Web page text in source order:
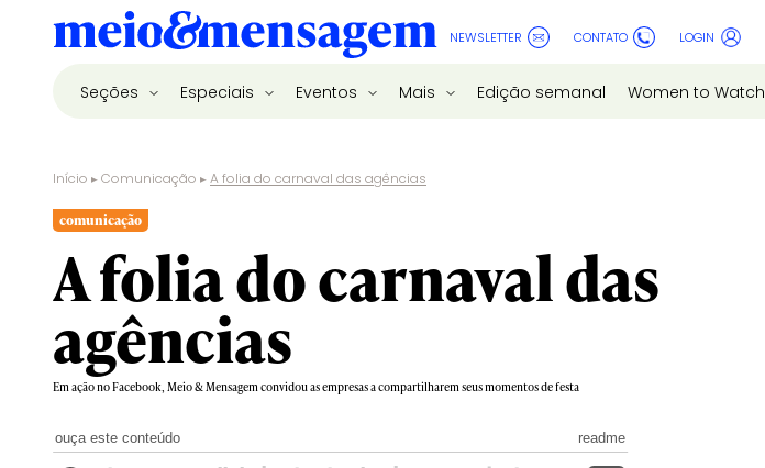
NEWSLETTER CONTATO LOGIN
Seções Especiais Eventos Mais Edição semanal Women to Watch
Início ▸Comunicação ▸A folia do carnaval das agências
comunicação
A folia do carnaval das
agências
Em ação no Facebook, Meio & Mensagem convidou as empresas a compartilharem seus momentos de festa
ouça este conteúdo readme